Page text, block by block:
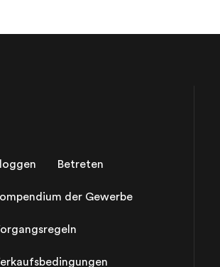
Betreten
der Gewerbe